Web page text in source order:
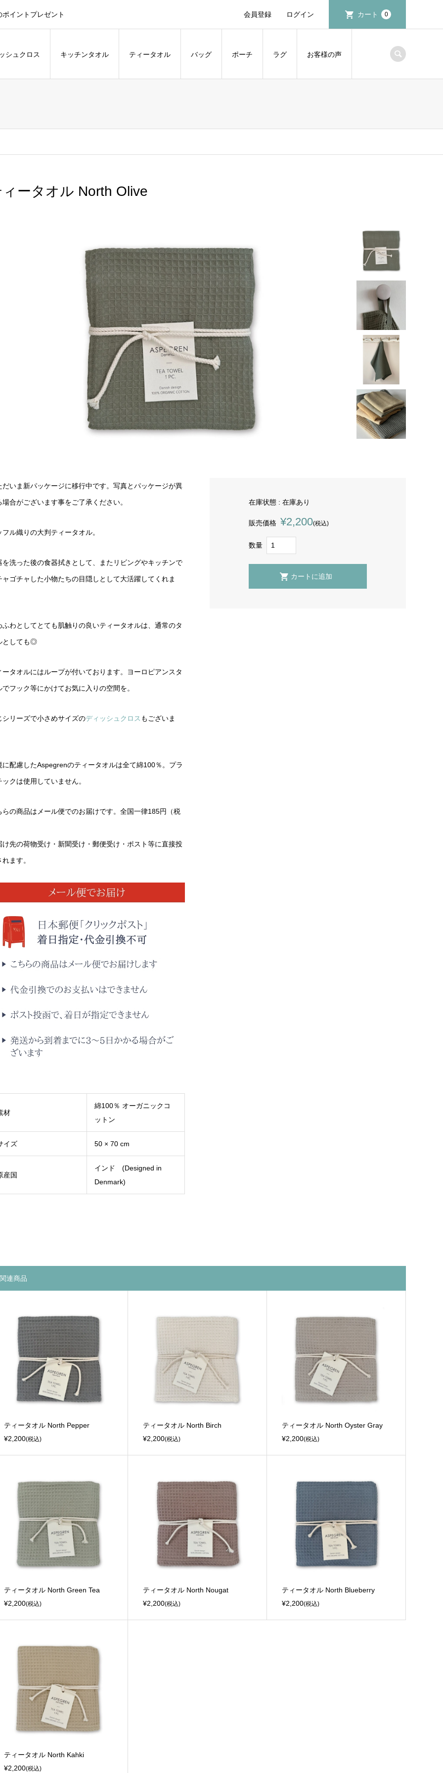
イントプレゼント 会員登録 ログイン カート 0
シュクロス キッチンタオル ティータオル バッグ ポーチ ラグ お客様の声
ータオル North Olive
いま新パッケージに移行中です。写真とパッケージが異
場合がございます事をご了承ください。
フル織りの大判ティータオル。
を洗った後の食器拭きとして、またリビングやキッチンで
ャゴチャした小物たちの目隠しとして大活躍してくれま
ふわとしてとても肌触りの良いティータオルは、通常のタ
としても◎
ータオルにはループが付いております。ヨーロピアンスタ
でフック等にかけてお気に入りの空間を。
シリーズで小さめサイズのディッシュクロス もございま
に配慮したAspegrenのティータオルは全て綿100％。プラ
ックは使用していません。
らの商品はメール便でのお届けです。全国一律185円（税
け先の荷物受け・新聞受け・郵便受け・ポスト等に直接投
ます。
材
綿100％ オーガニックコ
ットン
イズ 50 × 70 cm
産国
インド (Designed in
Denmark)
在庫状態 : 在庫あり
販売価格 ¥2,200(税込)
数量
連商品
ティータオル North Pepper
¥2,200(税込)
ティータオル North Birch
¥2,200(税込)
ティータオル North Oyster Gray
¥2,200(税込)
ティータオル North Green Tea
¥2,200(税込)
ティータオル North Nougat
¥2,200(税込)
ティータオル North Blueberry
¥2,200(税込)
ティータオル North Kahki
¥2,200(税込)